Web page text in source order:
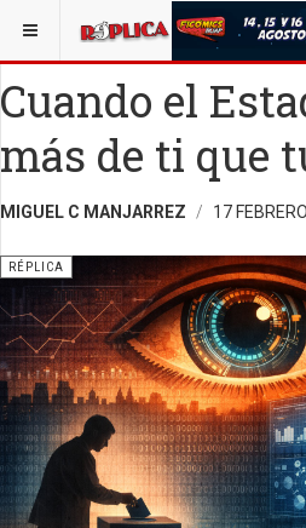
ESTÁ AQUÍ: VIDA Y SOCIEDAD
Cuando el
más de ti que
MIGUEL C MANJARREZ 17
RÉPLICA